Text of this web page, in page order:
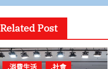
Related Post
.消費生活
.社會